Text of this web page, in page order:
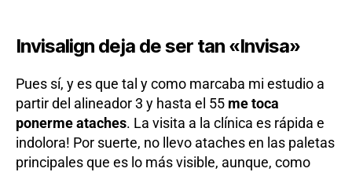
Invisalign deja de ser tan «Invisa»
Pues sí, y es que tal y como marcaba mi estudio a
partir del alineador 3 y hasta el 55 me toca
ponerme ataches. La visita a la clínica es rápida e
indolora! Por suerte, no llevo ataches en las paletas
principales que es lo más visible, aunque, como